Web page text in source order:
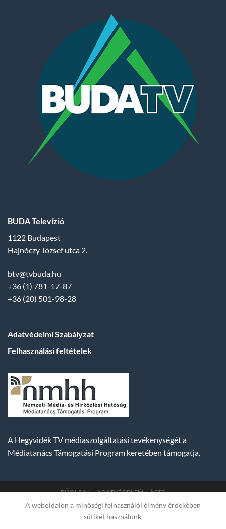
BUDA Televízió
1122 Budapest
Hajnóczy József utca 2.
btv@tvbuda.hu
+36 (1) 781-17-87
+36 (20) 501-98-28
Adatvédelmi Szabályzat
Felhasználási feltételek
A Hegyvidék TV médiaszolgáltatási tevékenységét a
Médiatanács Támogatási Program keretében támogatja.
FŐOLDAL ADATVÉDELEM ÁSZF
Copyright 2007-2026 © BUDA TV | Hegyvidék Média
Műsorszolgáltató Kft. | Budapest, Hungary, XII. Hajnóczy József
A weboldalon a minőségi felhasználói élmény érdekében
sütiket használunk.